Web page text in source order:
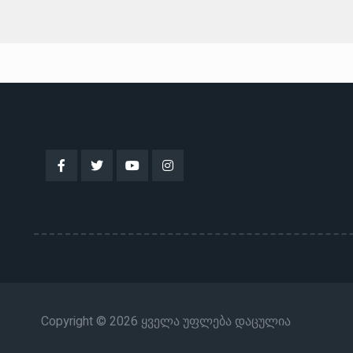
Copyright © 2026 ყველა უფლება დაცულია